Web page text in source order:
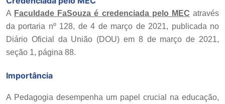
A Faculdade FaSouza é credenciada pelo MEC através
da portaria nº 128, de 4 de março de 2021, publicada no
Diário Oficial da União (DOU) em 8 de março de 2021,
seção 1, página 88.
Importância
A Pedagogia desempenha um papel crucial na educação,